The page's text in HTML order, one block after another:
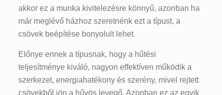
akkor ez a munka kivitelezésre könnyű, azonban ha
már meglévő házhoz szeretnénk ezt a típust, a
csövek beépítése bonyolult lehet.
Előnye ennek a típusnak, hogy a hűtési
teljesítménye kiváló, nagyon effektíven működik a
szerkezet, energiahatékony és szerény, mivel rejtett
csövekből jön a hűvös levegő. Azonban ez az egyik